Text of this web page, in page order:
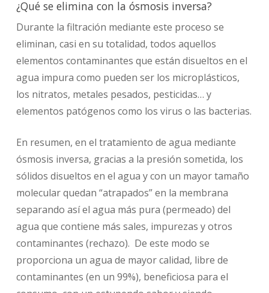
¿Qué se elimina con la ósmosis inversa?
Durante la filtración mediante este proceso se
eliminan, casi en su totalidad, todos aquellos
elementos contaminantes que están disueltos en el
agua impura como pueden ser los microplásticos,
los nitratos, metales pesados, pesticidas… y
elementos patógenos como los virus o las bacterias.
En resumen, en el tratamiento de agua mediante
ósmosis inversa, gracias a la presión sometida, los
sólidos disueltos en el agua y con un mayor tamaño
molecular quedan “atrapados” en la membrana
separando así el agua más pura (permeado) del
agua que contiene más sales, impurezas y otros
contaminantes (rechazo). De este modo se
proporciona un agua de mayor calidad, libre de
contaminantes (en un 99%), beneficiosa para el